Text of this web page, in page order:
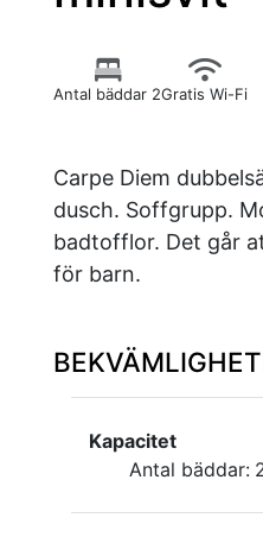
Antal bäddar 2Gratis Wi-Fi
Carpe Diem
dusch. Soffgrupp.
badtofflor. Det går
för barn.
Kapacitet
Antal bäddar: